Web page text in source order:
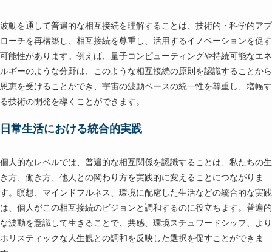
波動を通して普遍的な相互接続を理解することは、技術的・科学的アプ
ローチを再構築し、相互接続を尊重し、活用するイノベーションを促す
可能性があります。例えば、量子コンピューティングや持続可能なエネ
ルギーのような分野は、このような相互接続の原則を認識することから
恩恵を受けることができ、宇宙の波動ベースの統一性を尊重し、増幅す
る技術の開発を導くことができます。
日常生活における統合的実践
個人的なレベルでは、普遍的な相互関係を認識することは、私たちの生
き方、働き方、他人との関わり方を実践的に変えることにつながりま
す。瞑想、マインドフルネス、環境に配慮した生活などの統合的な実践
は、個人がこの相互接続のビジョンと調和するのに役立ちます。普遍的
な波動を意識して生きることで、共感、環境スチュワードシップ、より
ホリスティックな人生観との調和を反映した選択を促すことができま